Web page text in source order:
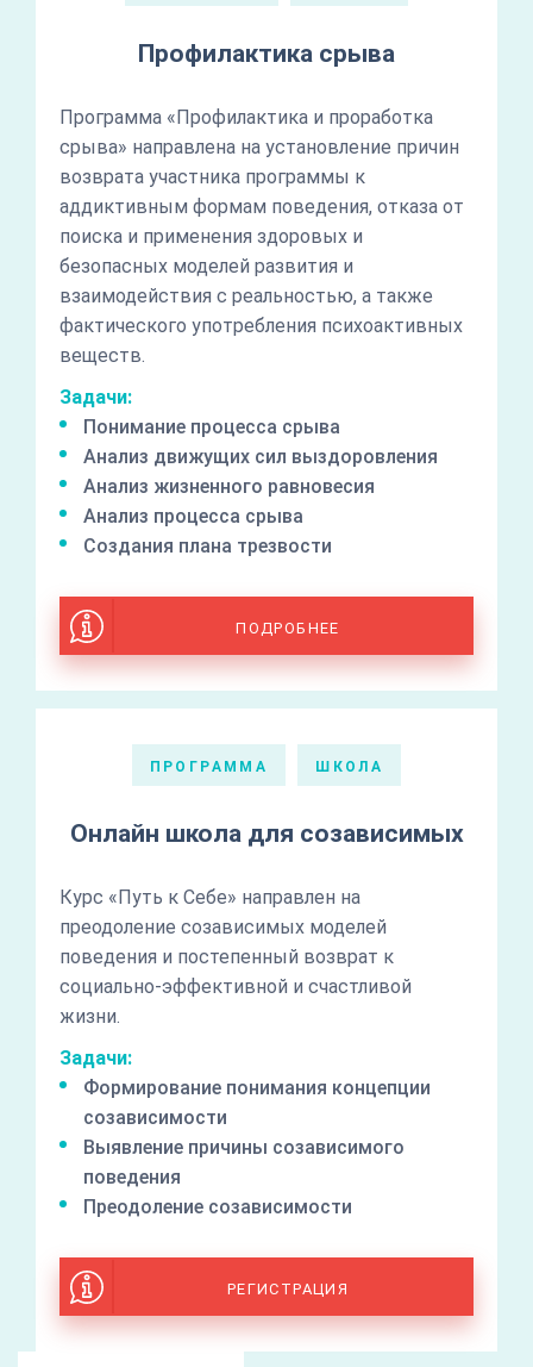
Профилактика срыва
Программа «Профилактика и проработка
срыва» направлена на установление причин
возврата участника программы к
аддиктивным формам поведения, отказа от
поиска и применения здоровых и
безопасных моделей развития и
взаимодействия с реальностью, а также
фактического употребления психоактивных
веществ.
Задачи:
Понимание процесса срыва
Анализ движущих сил выздоровления
Анализ жизненного равновесия
Анализ процесса срыва
Создания плана трезвости
ПОДРОБНЕЕ
ПРОГРАММА ШКОЛА
Онлайн школа для созависимых
Курс «Путь к Себе» направлен на
преодоление созависимых моделей
поведения и постепенный возврат к
социально-эффективной и счастливой
жизни.
Задачи:
Формирование понимания концепции
созависимости
Выявление причины созависимого
поведения
Преодоление созависимости
РЕГИСТРАЦИЯ